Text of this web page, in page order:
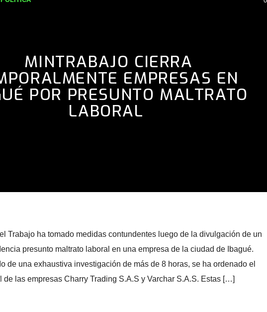
MINTRABAJO CIERRA
EMPRESAS EN
POR PRESUNTO MALTRATO
LABORAL
Trabajo ha tomado medidas contundentes luego de la divulgación de un
presunto maltrato laboral en una empresa de la ciudad de Ibagué.
de una exhaustiva investigación de más de 8 horas, se ha ordenado el
de las empresas Charry Trading S.A.S y Varchar S.A.S. Estas […]